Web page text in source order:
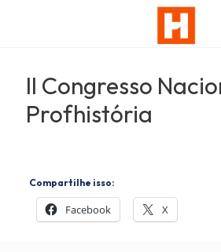
II Congresso
Profhistória
Compartilhe isso:
Facebook X